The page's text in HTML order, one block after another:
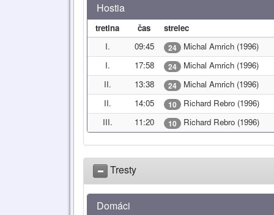
Hostia
tretina čas
strelec
I.
09:45 24
Michal Amrich (1996)
I.
17:58 24
Michal Amrich (1996)
II.
13:38 24
Michal Amrich (1996)
II.
14:05 10
Richard Rebro (1996)
III.
11:20 10 Richard Rebro (1996)
Tresty
Domáci